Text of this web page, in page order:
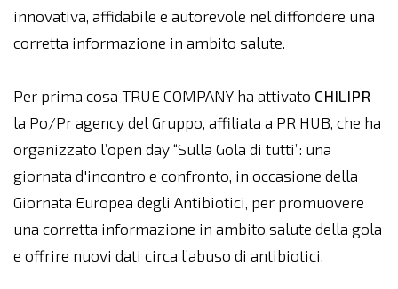
innovativa, affidabile e autorevole nel diffondere una
corretta informazione in ambito salute.
Per prima cosa TRUE COMPANY ha attivato CHILIPR
la Po/Pr agency del Gruppo, affiliata a PR HUB, che ha
organizzato l’open day “Sulla Gola di tutti”: una
giornata d'incontro e confronto, in occasione della
Giornata Europea degli Antibiotici, per promuovere
una corretta informazione in ambito salute della gola
e offrire nuovi dati circa l’abuso di antibiotici.